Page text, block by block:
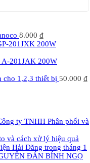
8.000 ₫
201JXK 200W
A-201JAK 200W
cho 1,2,3 thiết bị 50.000 ₫
ty TNHH Phân phối và
và cách xử lý hiệu quả
Hải Đăng trong tháng 1
ĐÁN BÍNH NGỌ